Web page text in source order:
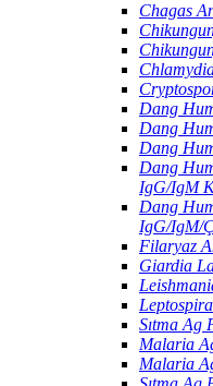
Chagas
Dang
Dang
Dang
Dang
IgG/IgM
Dang
IgG/IgM/
Filaryaz
Giardia
Sıtma Ag
Malaria
Malaria